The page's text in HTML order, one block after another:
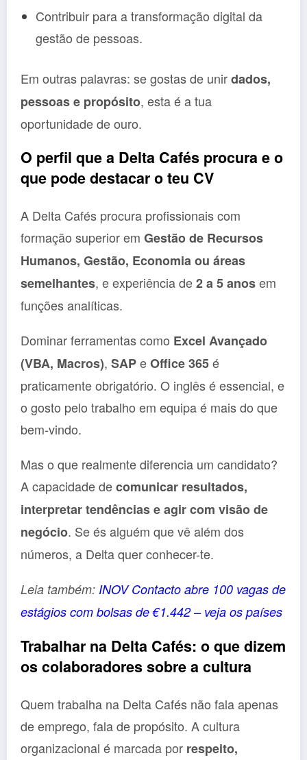
Contribuir para a transformação digital da
gestão de pessoas.
Em outras palavras: se gostas de unirdados,
pessoas e propósito, esta é a tua
oportunidade de ouro.
O perfil que a Delta Cafés procura e o
que pode destacar o teu CV
A Delta Cafés procura profissionais com
formação superior em Gestão de Recursos
Humanos, Gestão, Economia ou áreas
semelhantes, e experiência de2 a 5 anosem
funções analíticas.
Dominar ferramentas como Excel Avançado
(VBA, Macros), SAPeOffice 365é
praticamente obrigatório. O inglês é essencial, e
o gosto pelo trabalho em equipa é mais do que
bem-vindo.
Mas o que realmente diferencia um candidato?
A capacidade decomunicar resultados,
interpretar tendências e agir com visão de
negócio. Se és alguém que vê além dos
números, a Delta quer conhecer-te.
Leia também: INOV Contacto abre 100 vagas de
estágios com bolsas de €1.442 – veja os países
Trabalhar na Delta Cafés: o que dizem
os colaboradores sobre a cultura
Quem trabalha na Delta Cafés não fala apenas
de emprego, fala de propósito. A cultura
organizacional é marcada por respeito,